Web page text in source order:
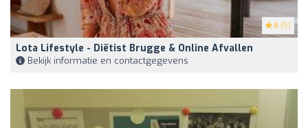
5 (5)
Lota Lifestyle - Diëtist Brugge & Online Afvallen
Bekijk informatie en contactgegevens